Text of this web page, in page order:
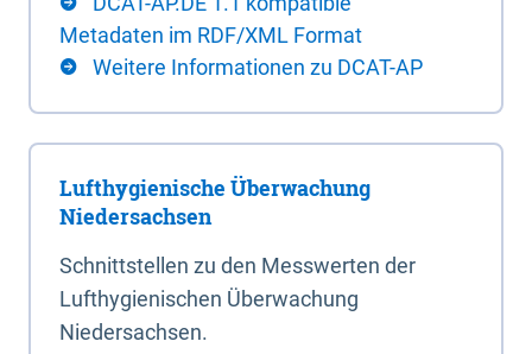
Metadaten im RDF/XML Format
Weitere Informationen zu DCAT-AP
Lufthygienische Überwachung
Niedersachsen
Schnittstellen zu den Messwerten der
Lufthygienischen Überwachung
Niedersachsen.